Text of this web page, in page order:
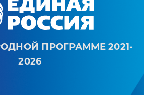
ПРОГРАММЕ 2021-
2026